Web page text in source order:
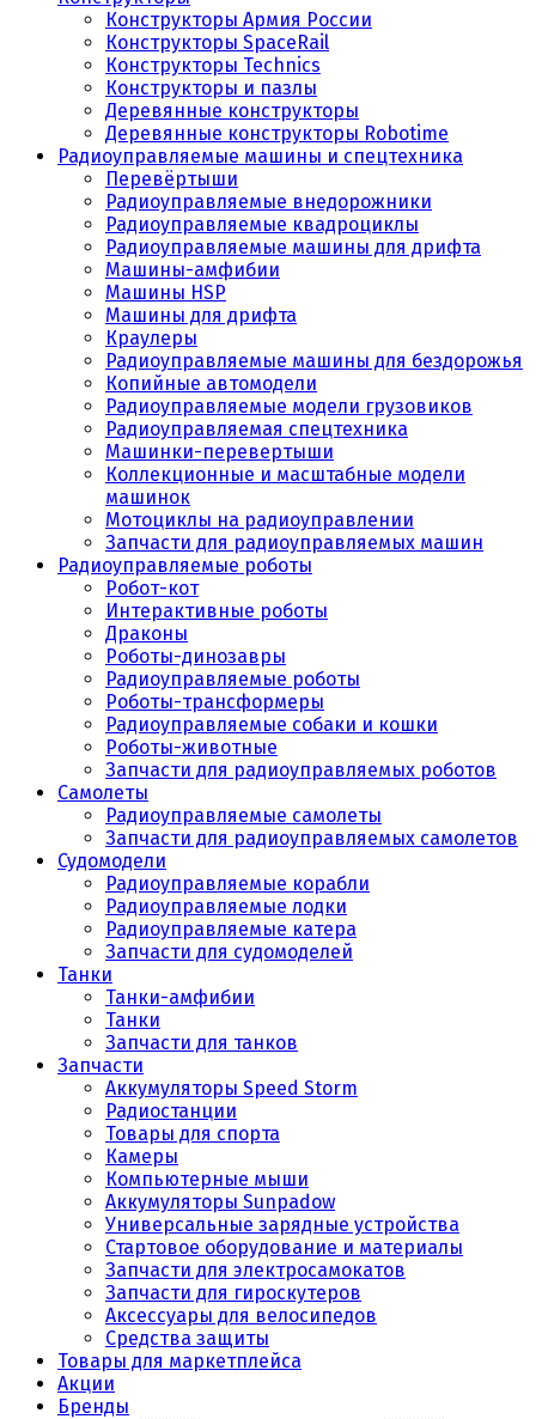
Конструкторы Армия России
Конструкторы SpaceRail
Конструкторы Technics
Конструкторы и пазлы
Деревянные конструкторы
Деревянные конструкторы Robotime
Радиоуправляемые машины и спецтехника
Перевёртыши
Радиоуправляемые внедорожники
Радиоуправляемые квадроциклы
Радиоуправляемые машины для дрифта
Машины-амфибии
Машины HSP
Машины для дрифта
Краулеры
Радиоуправляемые машины для бездорожья
Копийные автомодели
Радиоуправляемые модели грузовиков
Радиоуправляемая спецтехника
Машинки-перевертыши
Коллекционные и масштабные модели
машинок
Мотоциклы на радиоуправлении
Запчасти для радиоуправляемых машин
Радиоуправляемые роботы
Робот-кот
Интерактивные роботы
Драконы
Роботы-динозавры
Радиоуправляемые роботы
Роботы-трансформеры
Радиоуправляемые собаки и кошки
Роботы-животные
Запчасти для радиоуправляемых роботов
Самолеты
Радиоуправляемые самолеты
Запчасти для радиоуправляемых самолетов
Судомодели
Радиоуправляемые корабли
Радиоуправляемые лодки
Радиоуправляемые катера
Запчасти для судомоделей
Танки
Танки-амфибии
Танки
Запчасти для танков
Запчасти
Аккумуляторы Speed Storm
Радиостанции
Товары для спорта
Камеры
Компьютерные мыши
Аккумуляторы Sunpadow
Универсальные зарядные устройства
Стартовое оборудование и материалы
Запчасти для электросамокатов
Запчасти для гироскутеров
Аксессуары для велосипедов
Средства защиты
Товары для маркетплейса
Акции
Бренды